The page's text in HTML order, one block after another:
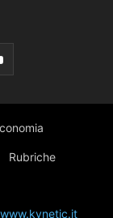
Rubriche
www.kynetic.it